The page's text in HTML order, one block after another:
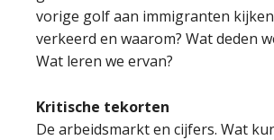
vorige golf aan immigranten
verkeerd en waarom? Wat deden
Wat leren we ervan?
Kritische tekorten
De arbeidsmarkt en cijfers. Wat